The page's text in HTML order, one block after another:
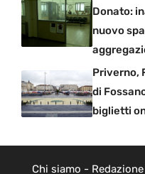
Donato:
nuovo
Priverno,
di
biglietti
Chi siamo - Redazione